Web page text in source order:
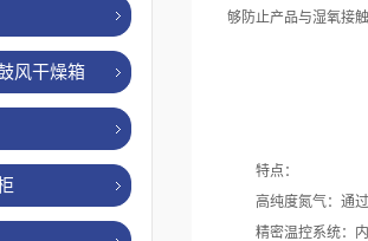
风干燥箱
够防止产品与湿氧接
特点：
高纯度氮气：通过
精密温控系统：内